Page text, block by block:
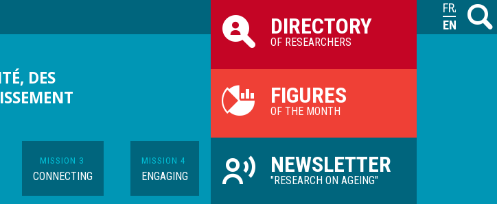
Search
M
DES
MISSION 3
CONNECTING
MISSION 4
ENGAGING
ILVV
DIRECTORY
OF RESEARCHERS
FIGURES
OF THE MONTH
NEWSLETTER
"RESEARCH ON AGEING"
FRANÇAIS
ENGLISH